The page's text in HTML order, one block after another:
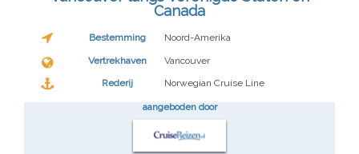
Canada
Bestemming Noord-Amerika
Vertrekhaven Vancouver
Rederij Norwegian Cruise Line
aangeboden door